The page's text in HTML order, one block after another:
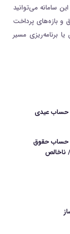
سامانه می‌توانید
و بازه‌های پرداخت
برنامه‌ریزی مسیر
حساب عیدی
حساب حقوق